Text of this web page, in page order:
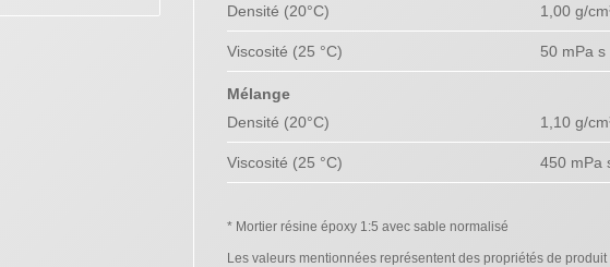
Densité (20°C)
1,00 g/
Viscosité (25 °C) 50 mPa s
Mélange
Densité (20°C)
1,10 g/
Viscosité (25 °C) 450 mPa
* Mortier résine époxy 1:5 avec sable normalisé
Les valeurs mentionnées représentent des propriétés de produit